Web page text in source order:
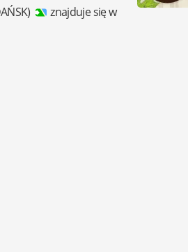
znajduje się w